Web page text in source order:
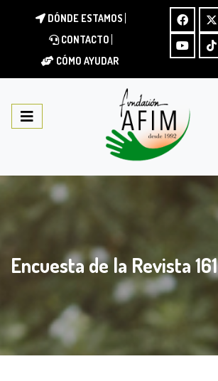
DÓNDE ESTAMOS
CONTACTO
CÓMO AYUDAR
Encuesta de la Revista 161